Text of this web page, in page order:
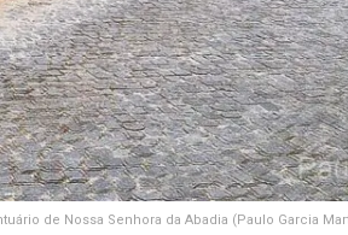
de Nossa Senhora da Abadia (Paulo Garcia